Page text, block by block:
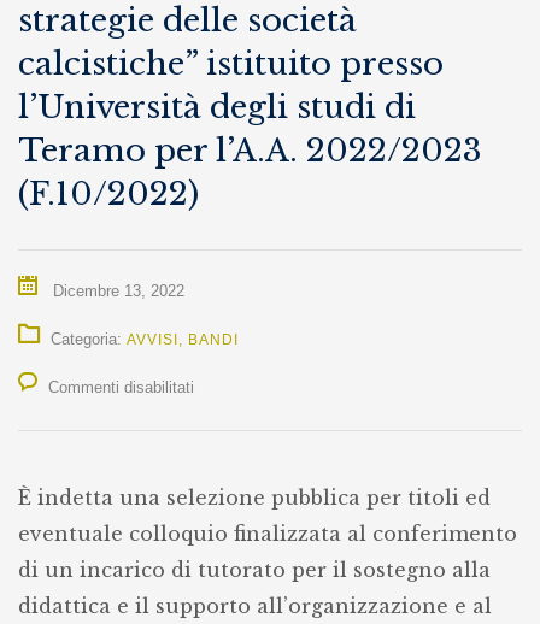
strategie delle società
calcistiche” istituito presso
l’Università degli studi di
Teramo per l’A.A. 2022/2023
(F.10/2022)
Dicembre 13, 2022
Categoria: AVVISI , BANDI
Commenti disabilitati
selezione
pubblica
finalizzata
al
È indetta una selezione pubblica per titoli ed
eventuale colloquio finalizzata al conferimento
di un incarico di tutorato per il sostegno alla
didattica e il supporto all’organizzazione e al